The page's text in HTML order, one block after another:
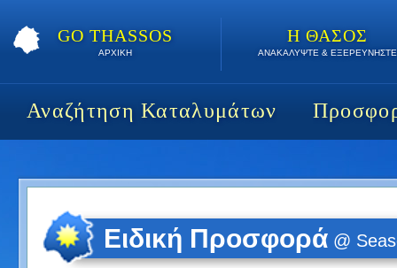
GO THASSOS
ΑΡΧΙΚΗ
Η ΘΑΣΟΣ
ΑΝΑΚΑΛΥΨΤΕ & ΕΞΕΡΕΥΝΗΣΤΕ
Αναζήτηση Καταλυμάτων
Seascape Villas | 7 διαν/σεις | 910 €
Ειδική Προσφορά @